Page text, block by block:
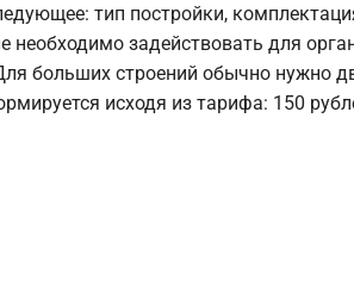
тип постройки,
задействовать для
больших строений обычно нужно
исходя из тарифа: 150